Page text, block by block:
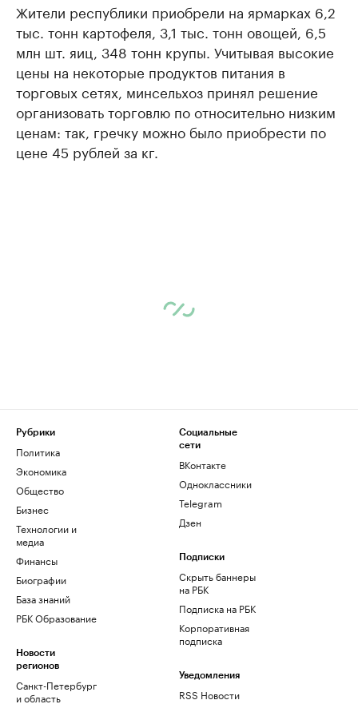
Жители республики приобрели на ярмарках 6,2
тыс. тонн картофеля, 3,1 тыс. тонн овощей, 6,5
млн шт. яиц, 348 тонн крупы. Учитывая высокие
цены на некоторые продуктов питания в
торговых сетях, минсельхоз принял решение
организовать торговлю по относительно низким
ценам: так, гречку можно было приобрести по
цене 45 рублей за кг.
Рубрики
Политика
Экономика
Общество
Бизнес
Технологии и
медиа
Финансы
Биографии
База знаний
РБК Образование
Новости
регионов
Санкт-Петербург
и область
Социальные
сети
ВКонтакте
Одноклассники
Telegram
Дзен
Подписки
Скрыть баннеры
на РБК
Подписка на РБК
Корпоративная
подписка
Уведомления
RSS Новости